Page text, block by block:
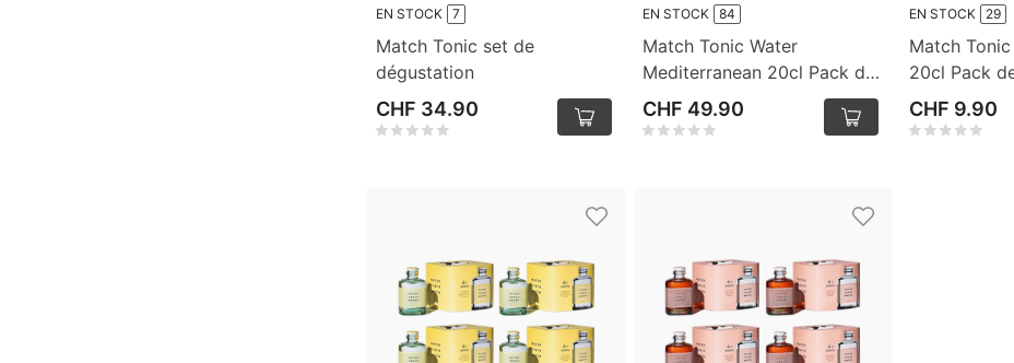
EN STOCK 7
Match Tonic set de
dégustation
CHF 34.90
EN STOCK 84
Match Tonic Water
Mediterranean 20cl Pack de
24
CHF 49.90
EN STOCK 29
Match
20cl Pack
CHF 9.90